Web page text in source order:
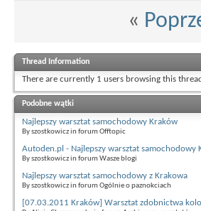
«
Thread Information
There are currently 1 users browsing this
Podobne wątki
Najlepszy warsztat samochodowy Kraków
By szostkowicz in forum Offtopic
Autoden.pl - Najlepszy warsztat samochodowy
By szostkowicz in forum Wasze blogi
Najlepszy warsztat samochodowy z Krakowa
By szostkowicz in forum Ogólnie o paznokciach
[07.03.2011 Kraków] Warsztat zdobnictwa